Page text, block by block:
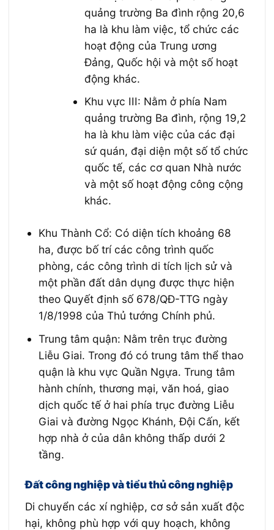
quảng trường Ba đình rộng 20,6
ha là khu làm việc, tổ chức các
hoạt động của Trung ương
Đảng, Quốc hội và một số hoạt
động khác.
Khu vực III: Nằm ở phía Nam
quảng trường Ba đình, rộng 19,2
ha là khu làm việc của các đại
sứ quán, đại diện một số tổ chức
quốc tế, các cơ quan Nhà nước
và một số hoạt động công cộng
khác.
Khu Thành Cổ: Có diện tích khoảng 68
ha, được bố trí các công trình quốc
phòng, các công trình di tích lịch sử và
một phần đất dân dụng được thực hiện
theo Quyết định số 678/QĐ-TTG ngày
1/8/1998 của Thủ tướng Chính phủ.
Trung tâm quận: Nằm trên trục đường
Liễu Giai. Trong đó có trung tâm thể thao
quận là khu vực Quần Ngựa. Trung tâm
hành chính, thương mại, văn hoá, giao
dịch quốc tế ở hai phía trục đường Liễu
Giai và đường Ngọc Khánh, Đội Cấn, kết
hợp nhà ở của dân không thấp dưới 2
tầng.
Đất công nghiệp và tiểu thủ công nghiệp
Di chuyển các xí nghiệp, cơ sở sản xuất độc
hại, không phù hợp với quy hoạch, không